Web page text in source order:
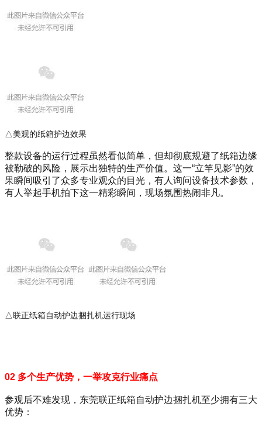
△美观的纸箱护边效果
整款设备的运行过程虽然看似简单，但却彻底规避了纸箱边缘
被勒破的风险，展示出独特的生产价值。这一“立竿见影”的效
果瞬间吸引了众多专业观众的目光，有人询问设备技术参数，
有人举起手机拍下这一精彩瞬间，现场氛围热闹非凡。
△联正纸箱自动护边捆扎机运行现场
02 多个生产优势，一举攻克行业痛点
参观后不难发现，东莞联正纸箱自动护边捆扎机至少拥有三大
优势：